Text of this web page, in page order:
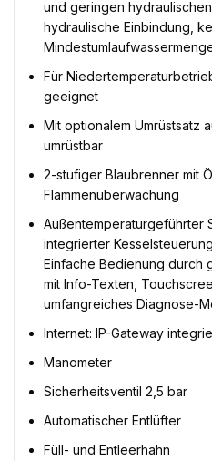
und geringen
hydraulische Einbindung,
Für
geeignet
Mit optionalem Umrüstsatz
umrüstbar
2-stufiger Blaubrenner mit
Flammenüberwachung
Außentemperaturgeführter
integrierter
Einfache Bedienung durch
mit Info-Texten,
umfangreiches Diagnose-
Internet: IP-Gateway
Manometer
Sicherheitsventil 2,5 bar
Automatischer Entlüfter
Füll- und Entleerhahn